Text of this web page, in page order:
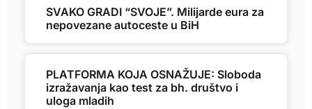
SVAKO GRADI “SVOJE”. Milijarde eura za
nepovezane autoceste u BiH
PLATFORMA KOJA OSNAŽUJE: Sloboda
izražavanja kao test za bh. društvo i
uloga mladih